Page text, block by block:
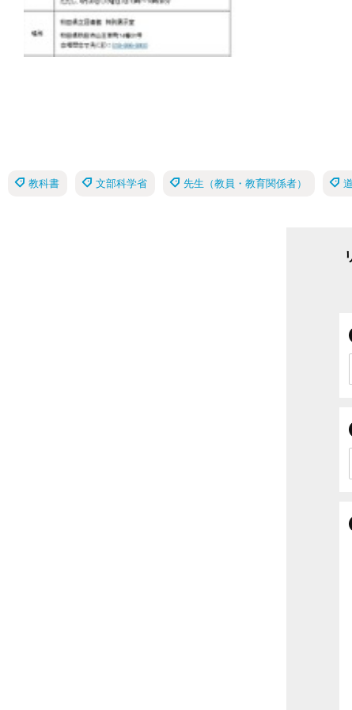
教科書 文部科学省 先生（教員・教育関係者）